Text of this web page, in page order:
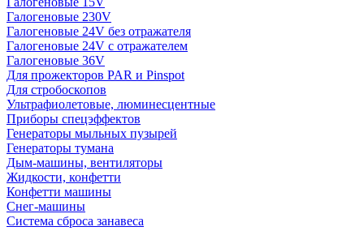
Галогеновые 230V
Галогеновые 24V без отражателя
Галогеновые 24V с отражателем
Галогеновые 36V
Для прожекторов PAR и Pinspot
Для стробоскопов
Ультрафиолетовые, люминесцентные
Приборы спецэффектов
Генераторы мыльных пузырей
Генераторы тумана
Дым-машины, вентиляторы
Жидкости, конфетти
Конфетти машины
Снег-машины
Система сброса занавеса